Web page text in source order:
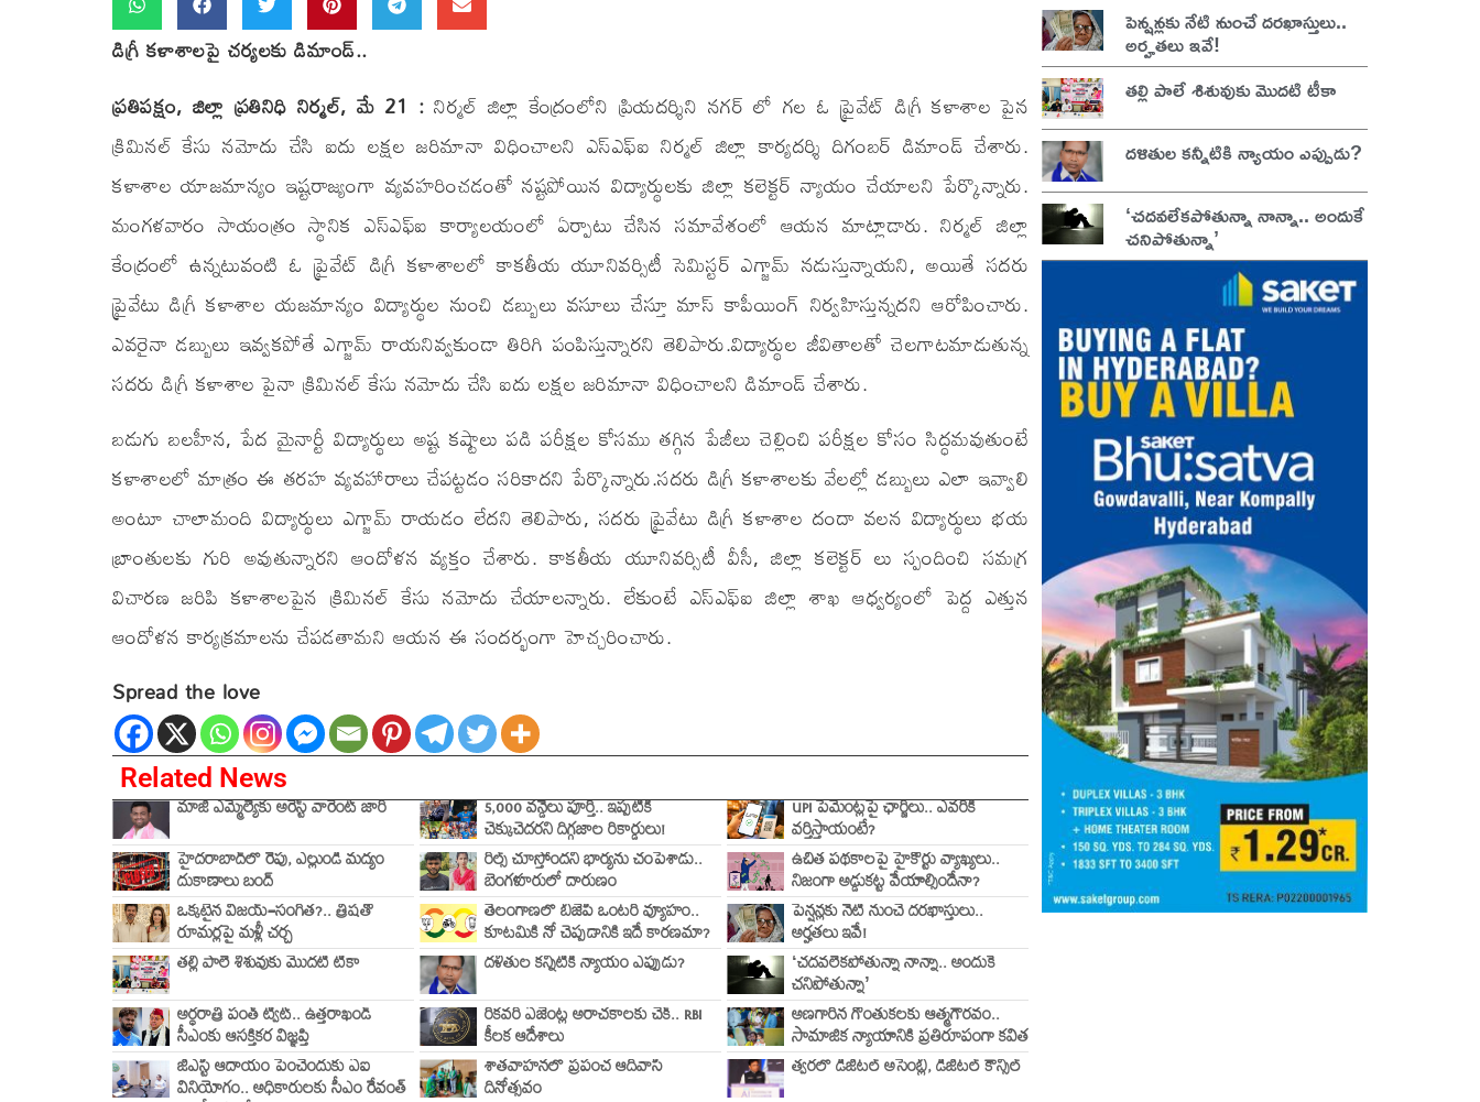
డిగ్రీ కళాశాలపై చర్యలకు డిమాండ్..
ప్రతిపక్షం, జిల్లా ప్రతినిధి నిర్మల్, మే 21 : నిర్మల్ జిల్లా కేంద్రంలోని ప్రియదర్శిని నగర్ లో గల ఓ ప్రైవేట్ డిగ్రీ కళాశాల పైన
క్రిమినల్ కేసు నమోదు చేసి ఐదు లక్షల జరిమానా విధించాలని ఎస్ఎఫ్ఐ నిర్మల్ జిల్లా కార్యదర్శి దిగంబర్ డిమాండ్ చేశారు.
కళాశాల యాజమాన్యం ఇష్టరాజ్యంగా వ్యవహరించడంతో నష్టపోయిన విద్యార్థులకు జిల్లా కలెక్టర్ న్యాయం చేయాలని పేర్కొన్నారు.
మంగళవారం సాయంత్రం స్థానిక ఎస్ఎఫ్ఐ కార్యాలయంలో ఏర్పాటు చేసిన సమావేశంలో ఆయన మాట్లాడారు. నిర్మల్ జిల్లా
కేంద్రంలో ఉన్నటువంటి ఓ ప్రైవేట్ డిగ్రీ కళాశాలలో కాకతీయ యూనివర్సిటీ సెమిస్టర్ ఎగ్జామ్ నడుస్తున్నాయని, అయితే సదరు
ప్రైవేటు డిగ్రీ కళాశాల యజమాన్యం విద్యార్థుల నుంచి డబ్బులు వసూలు చేస్తూ మాస్ కాపీయింగ్ నిర్వహిస్తున్నదని ఆరోపించారు.
ఎవరైనా డబ్బులు ఇవ్వకపోతే ఎగ్జామ్ రాయనివ్వకుండా తిరిగి పంపిస్తున్నారని తెలిపారు.విద్యార్థుల జీవితాలతో చెలగాటమాడుతున్న
సదరు డిగ్రీ కళాశాల పైనా క్రిమినల్ కేసు నమోదు చేసి ఐదు లక్షల జరిమానా విధించాలని డిమాండ్ చేశారు.
బడుగు బలహీన, పేద మైనార్టీ విద్యార్థులు అష్ట కష్టాలు పడి పరీక్షల కోసము తగ్గిన పేజీలు చెల్లించి పరీక్షల కోసం సిద్ధమవుతుంటే
కళాశాలలో మాత్రం ఈ తరహ వ్యవహారాలు చేపట్టడం సరికాదని పేర్కొన్నారు.సదరు డిగ్రీ కళాశాలకు వేలల్లో డబ్బులు ఎలా ఇవ్వాలి
అంటూ చాలామంది విద్యార్థులు ఎగ్జామ్ రాయడం లేదని తెలిపారు, సదరు ప్రైవేటు డిగ్రీ కళాశాల దందా వలన విద్యార్థులు భయ
బ్రాంతులకు గురి అవుతున్నారని ఆందోళన వ్యక్తం చేశారు. కాకతీయ యూనివర్సిటీ వీసీ, జిల్లా కలెక్టర్ లు స్పందించి సమగ్ర
విచారణ జరిపి కళాశాలపైన క్రిమినల్ కేసు నమోదు చేయాలన్నారు. లేకుంటే ఎస్ఎఫ్ఐ జిల్లా శాఖ ఆధ్వర్యంలో పెద్ద ఎత్తున
ఆందోళన కార్యక్రమాలను చేపడతామని ఆయన ఈ సందర్భంగా హెచ్చరించారు.
Spread the love
Related News
మాజీ ఎమ్మెల్యేకు అరెస్ట్ వారెంట్ జారీ 5,000 వన్డేలు పూర్తి.. ఇప్పటికీ
చెక్కుచెదరని దిగ్గజాల రికార్డులు!
UPI పేమెంట్లపై ఛార్జీలు.. ఎవరికి
వర్తిస్తాయంటే?
హైదరాబాద్‌లో రేపు, ఎల్లుండి మద్యం
దుకాణాలు బంద్
రీల్స్ చూస్తోందని భార్యను చంపేశాడు..
బెంగళూరులో దారుణం
ఉచిత పథకాలపై హైకోర్టు వ్యాఖ్యలు..
నిజంగా అడ్డుకట్ట వేయాల్సిందేనా?
ఒక్కటైన విజయ్–సంగీత?.. త్రిషతో
రూమర్లపై మళ్లీ చర్చ
తెలంగాణలో బీజేపీ ఒంటరి వ్యూహం..
కూటమికి నో చెప్పడానికి ఇదే కారణమా?
పెన్షన్లకు నేటి నుంచే దరఖాస్తులు..
అర్హతలు ఇవే!
తల్లి పాలే శిశువుకు మొదటి టీకా
దళితుల కన్నీటికి న్యాయం ఎప్పుడు? ‘చదవలేకపోతున్నా నాన్నా.. అందుకే
చనిపోతున్నా’
అర్ధరాత్రి పంత్ ట్వీట్.. ఉత్తరాఖండ్
సీఎంకు ఆసక్తికర విజ్ఞప్తి
రికవరీ ఏజెంట్ల అరాచకాలకు చెక్.. RBI
కీలక ఆదేశాలు
అణగారిన గొంతుకలకు ఆత్మగౌరవం..
సామాజిక న్యాయానికి ప్రతిరూపంగా కవిత
జీఎస్టీ ఆదాయం పెంచేందుకు ఏఐ
వినియోగం.. అధికారులకు సీఎం రేవంత్
శాతవాహనలో ప్రపంచ ఆదివాసీ
దినోత్సవం
త్వరలో డిజిటల్ అసెంబ్లీ, డిజిటల్ కౌన్సిల్
పెన్షన్లకు నేటి నుంచే దరఖాస్తులు..
అర్హతలు ఇవే!
తల్లి పాలే శిశువుకు మొదటి టీకా
దళితుల కన్నీటికి న్యాయం ఎప్పుడు?
‘చదవలేకపోతున్నా నాన్నా.. అందుకే
చనిపోతున్నా’